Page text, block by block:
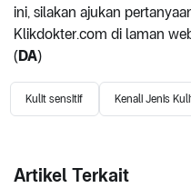
ini, silakan ajukan
Klikdokter.com di laman
(DA)
Kulit sensitif Kenali Jenis
Artikel Terkait